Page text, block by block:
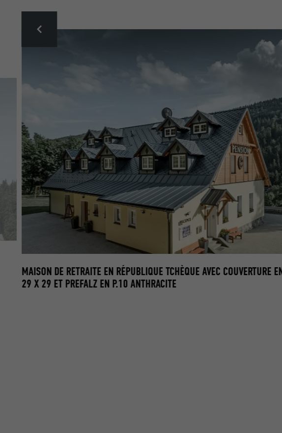
MAISON DE RETRAITE EN RÉPUBLIQUE TCHÈQUE AVEC COUVERTURE
29 X 29 ET PREFALZ EN P.10 ANTHRACITE